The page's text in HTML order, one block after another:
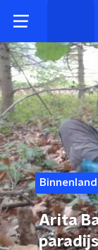
Binnenland
Arita
paradijs